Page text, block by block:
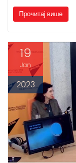
Прочитај више
19
Jan
2023